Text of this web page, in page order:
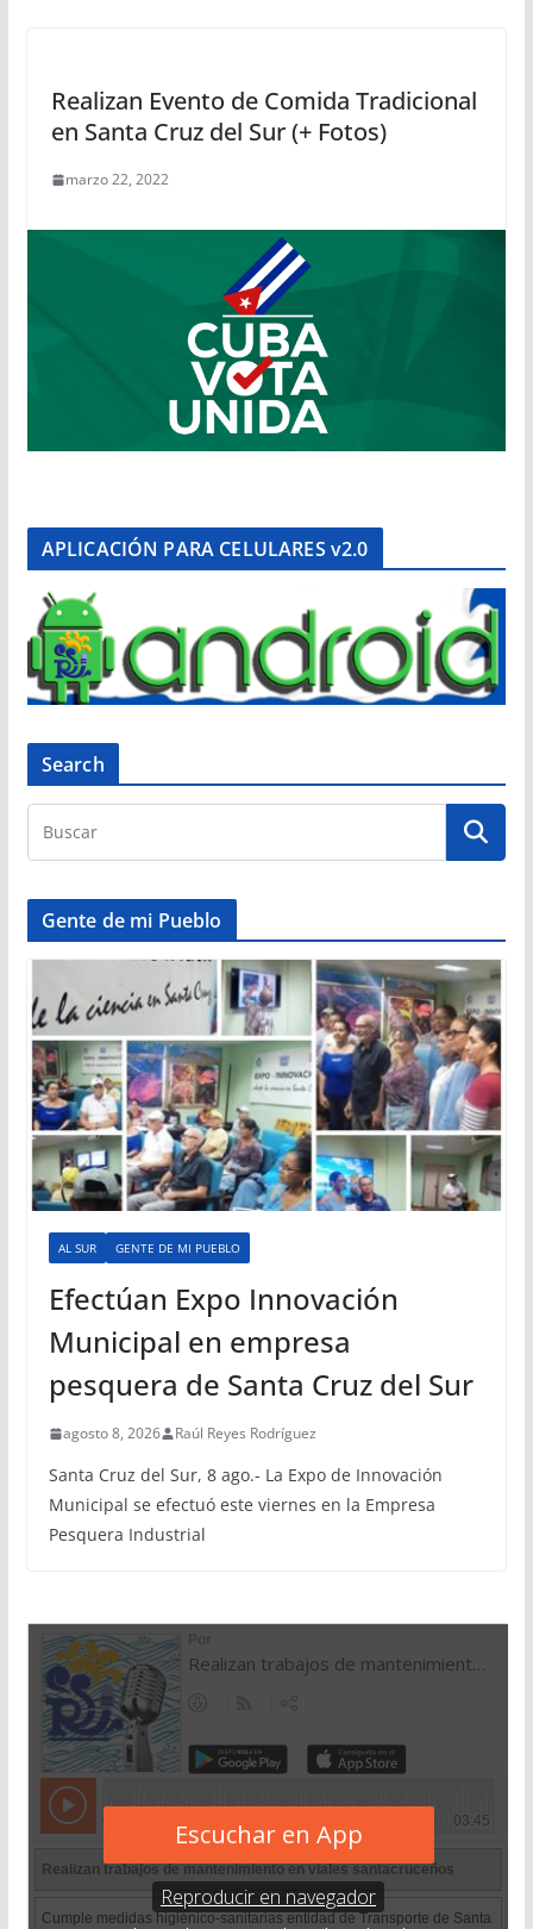
Realizan Evento de Comida Tradicional
en Santa Cruz del Sur (+ Fotos)
marzo 22, 2022
APLICACIÓN PARA CELULARES v2.0
Search
Gente de mi Pueblo
AL SUR GENTE DE MI PUEBLO
Efectúan Expo Innovación
Municipal en empresa
pesquera de Santa Cruz del Sur
agosto 8, 2026 Raúl Reyes Rodríguez
Santa Cruz del Sur, 8 ago.- La Expo de Innovación
Municipal se efectuó este viernes en la Empresa
Pesquera Industrial